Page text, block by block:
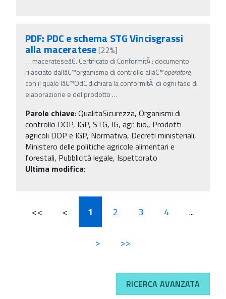
PDF: PDC e schema STG Vincisgrassi
alla maceratese[22%]
… macerateseâ€. Certificato di ConformitÃ : documento
rilasciato dallâ€™organismo di controllo allâ€™operatore,
con il quale lâ€™OdC dichiara la conformitÃ di ogni fase di
elaborazione e del prodotto …
Parole chiave: QualitaSicurezza, Organismi di
controllo DOP, IGP, STG, IG, agr. bio., Prodotti
agricoli DOP e IGP, Normativa, Decreti ministeriali,
Ministero delle politiche agricole alimentari e
forestali, Pubblicità legale, Ispettorato
Ultima modifica:
<< < 1 2 3 4 ...
> >>
RICERCA AVANZATA